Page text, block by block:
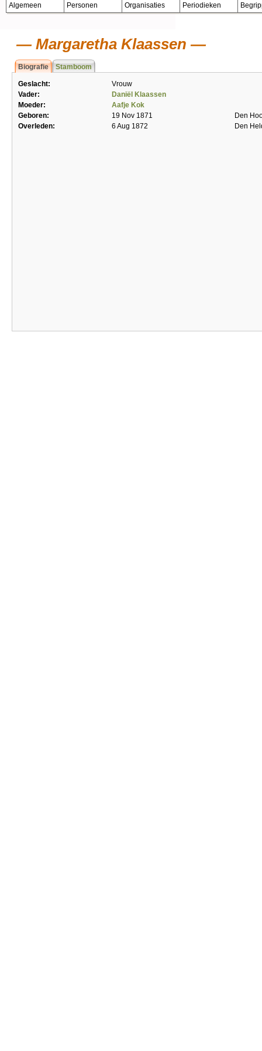
Algemeen Personen Organisaties Periodieken
Margaretha Klaassen
Biografie Stamboom
Geslacht:
Vrouw
Vader:
Daniël Klaassen
Moeder:
Aafje Kok
Geboren:
19 Nov 1871
Den
Overleden:
6 Aug 1872 Den